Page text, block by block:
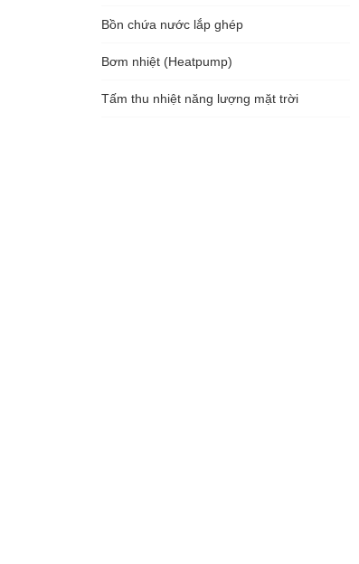
Bồn chứa nước lắp ghép
Bơm nhiệt (Heatpump)
Tấm thu nhiệt năng lượng mặt trời